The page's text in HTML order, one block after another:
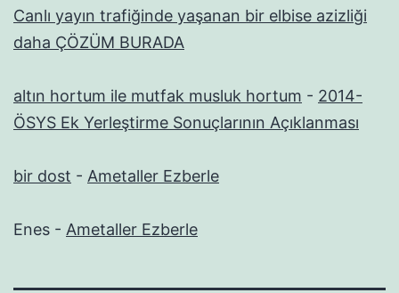
Canlı yayın trafiğinde yaşanan bir elbise azizliği
daha ÇÖZÜM BURADA
altın hortum ile mutfak musluk hortum - 2014-
ÖSYS Ek Yerleştirme Sonuçlarının Açıklanması
bir dost - Ametaller Ezberle
Enes - Ametaller Ezberle